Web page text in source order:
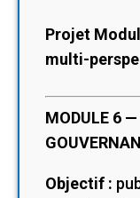
Projet
multi-
MODULE 6
Objectif :